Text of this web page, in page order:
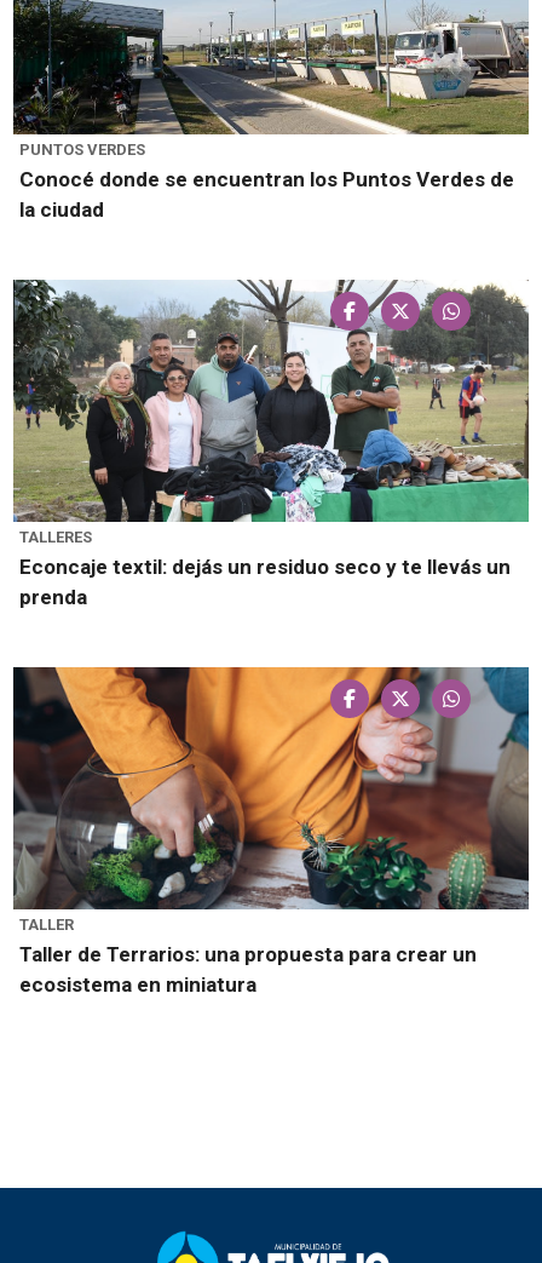
PUNTOS VERDES
Conocé donde se encuentran los Puntos Verdes de
la ciudad
TALLERES
Econcaje textil: dejás un residuo seco y te llevás un
prenda
TALLER
Taller de Terrarios: una propuesta para crear un
ecosistema en miniatura